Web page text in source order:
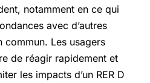
notamment en ce qui
avec d’autres
commun. Les usagers
de réagir rapidement et
les impacts d’un RER D